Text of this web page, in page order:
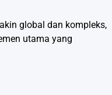
global dan kompleks,
utama yang